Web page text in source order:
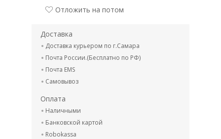
Отложить на потом
Доставка
Доставка курьером по г.Самара
Почта России.(Бесплатно по РФ)
Почта EMS
Самовывоз
Оплата
Наличными
Банковской картой
Robokassa